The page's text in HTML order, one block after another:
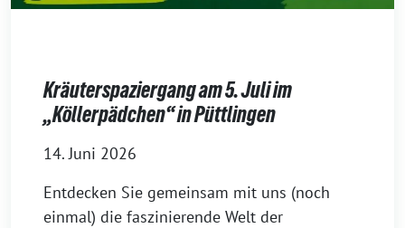
Kräuterspaziergang am 5. Juli im
„Köllerpädchen“ in Püttlingen
14. Juni 2026
Entdecken Sie gemeinsam mit uns (noch
einmal) die faszinierende Welt der